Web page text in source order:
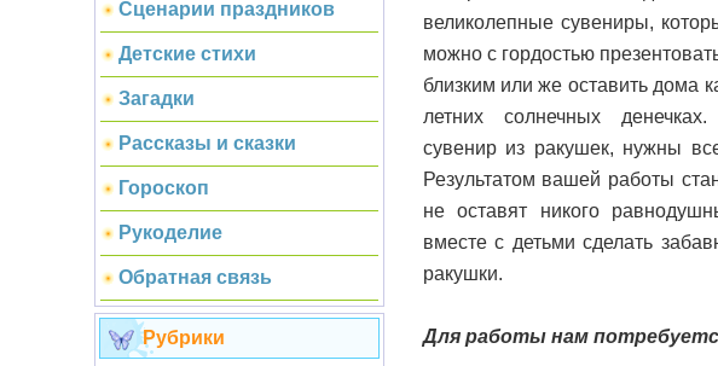
Сценарии праздников
Детские стихи
Загадки
Рассказы и сказки
Гороскоп
Рукоделие
Обратная связь
Рубрики
великолепные сувениры,
можно с гордостью
близким или же оставить дома
летних солнечных
сувенир из ракушек, нужны
Результатом вашей работы
не оставят никого
вместе с детьми сделать
ракушки.
Для работы нам